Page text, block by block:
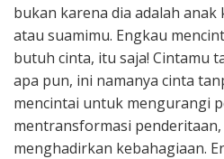
bukan karena dia adalah
atau suamimu. Engkau
butuh cinta, itu saja! Cintamu
apa pun, ini namanya cinta
mencintai untuk mengurangi
mentransformasi
menghadirkan kebahagiaan.